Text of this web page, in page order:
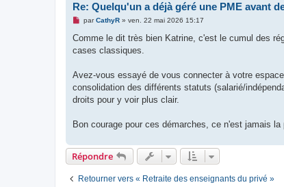
u
Re: Quelqu'un a déjà géré une PME avant
M
s
a
n
o
l
parCathyR» ven. 22 mai 2026 15:17
Comme le dit très bien Katrine, c'est le cumul des
cases classiques.
Avez-vous essayé de vous connecter à votre
consolidation des différents statuts (salarié/
droits pour y voir plus clair.
Bon courage pour ces démarches, ce n'est jamais la
Répondre
Retourner vers « Retraite des enseignants du privé »